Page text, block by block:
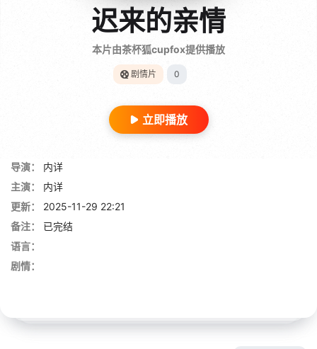
迟来的亲情
本片由茶杯狐cupfox提供播放
剧情片 0
立即播放
导演：
内详
主演：
内详
更新：
2025-11-29 22:21
备注：
已完结
语言：
剧情：